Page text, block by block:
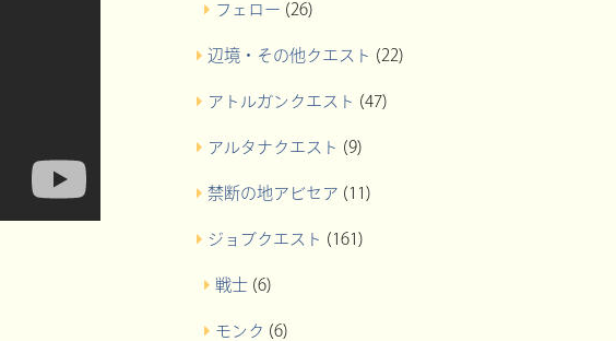
フェロー (26)
辺境・その他クエスト (22)
アトルガンクエスト (47)
アルタナクエスト (9)
禁断の地アビセア (11)
ジョブクエスト (161)
戦士 (6)
モンク (6)